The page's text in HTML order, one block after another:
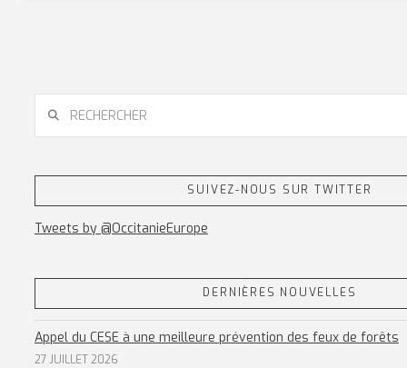
SUIVEZ-NOUS SUR TWITTER
Tweets by @OccitanieEurope
DERNIÈRES NOUVELLES
Appel du CESE à une meilleure prévention des feux de forêts
27 JUILLET 2026